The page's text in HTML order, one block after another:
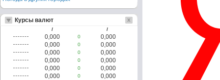
Курсы валют
/ /
0,000 0
0,000
0,000
0
0,000
0,000
0
0,000
0,000
0
0,000
0,000
0
0,000
0,000
0
0,000